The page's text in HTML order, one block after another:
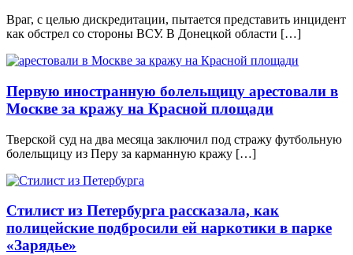
Враг, с целью дискредитации, пытается представить инцидент
как обстрел со стороны ВСУ. В Донецкой области […]
Первую иностранную болельщицу арестовали в
Москве за кражу на Красной площади
Тверской суд на два месяца заключил под стражу футбольную
болельщицу из Перу за карманную кражу […]
Стилист из Петербурга рассказала, как
полицейские подбросили ей наркотики в парке
«Зарядье»